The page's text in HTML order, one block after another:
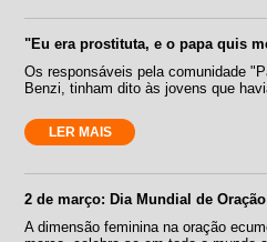
"Eu era prostituta, e o papa quis
Os responsáveis pela comunidade
Benzi, tinham dito às jovens que
LER MAIS
2 de março: Dia Mundial de
A dimensão feminina na oração